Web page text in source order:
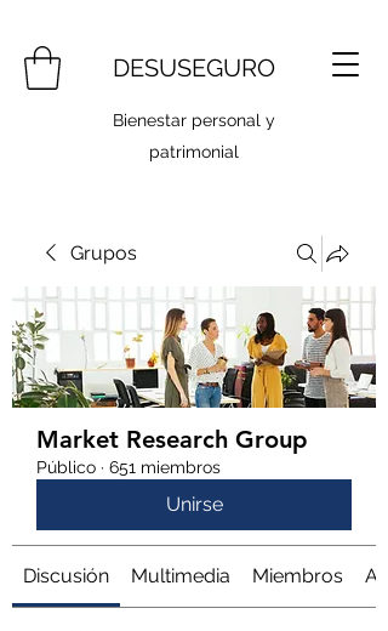
DESUSEGURO
Bienestar personal y
patrimonial
Grupos
Market Research Group
Público · 651 miembros
Unirse
Discusión Multimedia Miembros